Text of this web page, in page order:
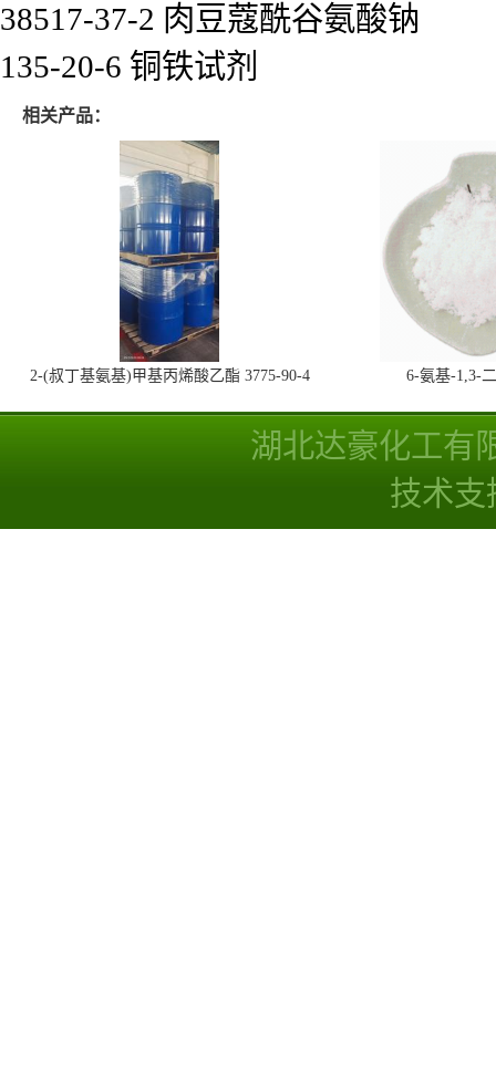
38517-37-2 肉豆蔻酰谷氨酸钠
135-20-6 铜铁试剂
相关产品：
2-(叔丁基氨基)甲基丙烯酸乙酯 3775-90-4 6-氨基-1,3-
湖北达豪化工有
技术